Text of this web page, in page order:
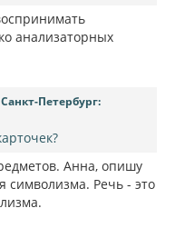
анализаторных
Петербург:
Анна, опишу
символизма. Речь - это